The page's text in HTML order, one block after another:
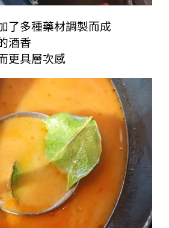
了多種藥材調製而成
酒香
更具層次感